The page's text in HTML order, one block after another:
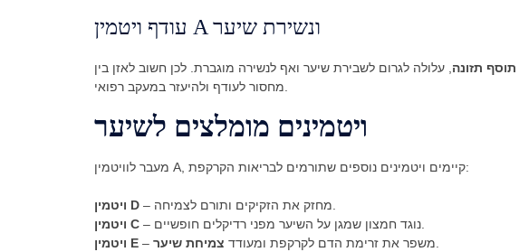
עודף ויטמין A ונשירת שיער
תוסף תזונה , עלולה לגרום לשבירת שיער ואף לנשירה מוגברת. לכן חשוב לאזן בין
ויטמינים מומלצים לשיער
מעבר לוויטמין A, קיימים ויטמינים נוספים שתורמים לבריאות הקרקפת:
ויטמין D
ויטמין C
– נוגד חמצון שמגן על השיער מפני רדיקלים חופשיים.
ויטמין E
– משפר את זרימת הדם לקרקפת ומעודד צמיחת שיער